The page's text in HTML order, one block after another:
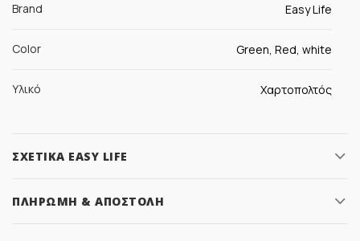
Brand Easy Life
Color Green, Red, white
Υλικό Χαρτοπολτός
ΣΧΕΤΙΚΆ EASY LIFE
ΠΛΗΡΩΜΉ & ΑΠΟΣΤΟΛΉ